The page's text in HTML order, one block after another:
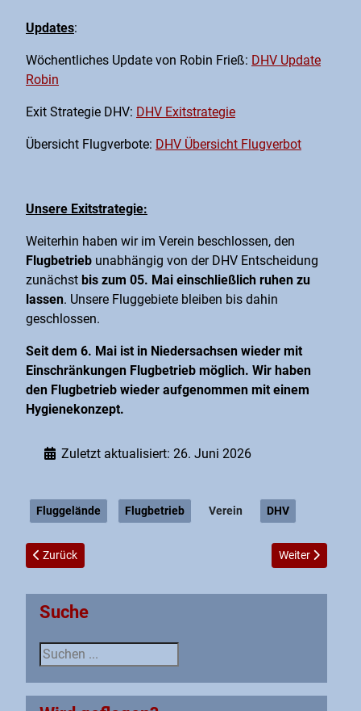
Updates:
Wöchentliches Update von Robin Frieß: DHV Update
Robin
Exit Strategie DHV: DHV Exitstrategie
Übersicht Flugverbote: DHV Übersicht Flugverbot
Unsere Exitstrategie:
Weiterhin haben wir im Verein beschlossen, den
Flugbetrieb unabhängig von der DHV Entscheidung
zunächst bis zum 05. Mai einschließlich ruhen zu
lassen. Unsere Fluggebiete bleiben bis dahin
geschlossen.
Seit dem 6. Mai ist in Niedersachsen wieder mit
Einschränkungen Flugbetrieb möglich. Wir haben
den Flugbetrieb wieder aufgenommen mit einem
Hygienekonzept.
Zuletzt aktualisiert: 26. Juni 2026
Fluggelände Flugbetrieb Verein DHV
Vorheriger Beitrag: Coronaregeln beim Gleitschirmfliegen
Zurück Nächster
Weiter
Suche
Suche